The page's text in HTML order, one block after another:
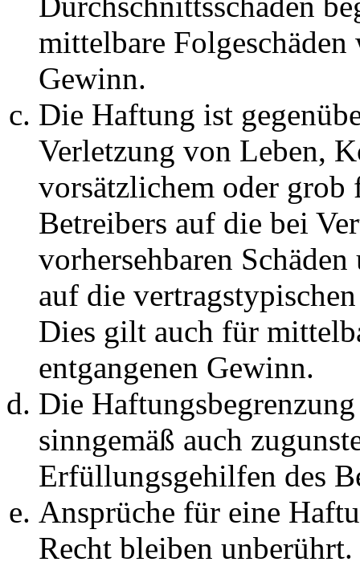
mittelbare Folgeschäden
Gewinn.
Die Haftung ist
Verletzung von Leben,
vorsätzlichem oder grob
Betreibers auf die bei
vorhersehbaren
auf die
Dies gilt auch für
entgangenen Gewinn.
Die
sinngemäß auch
Erfüllungsgehilfen des
Ansprüche für eine
Recht bleiben unberührt.